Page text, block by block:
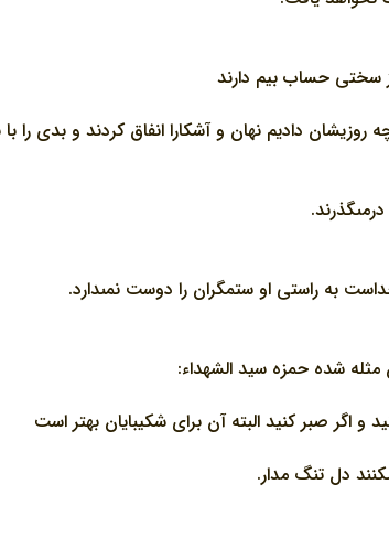
سختى حساب بيم دارند
روزيشان داديم نهان و آشكارا انفاق كردند و بدى
به راستى او ستمگران را دوست نمى‏دارد.
شده حمزه سيد الشهداء:
و اگر صبر كنيد البته آن براى شكيبايان بهتر است
دل تنگ مدار.